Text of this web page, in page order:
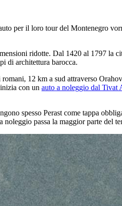
per il loro tour del Montenegro
ridotte. Dal 1420 al 1797 la
di architettura barocca.
romani, 12 km a sud attraverso
con un auto a noleggio dal Tivat
spesso Perast come tappa
passa la maggior parte del